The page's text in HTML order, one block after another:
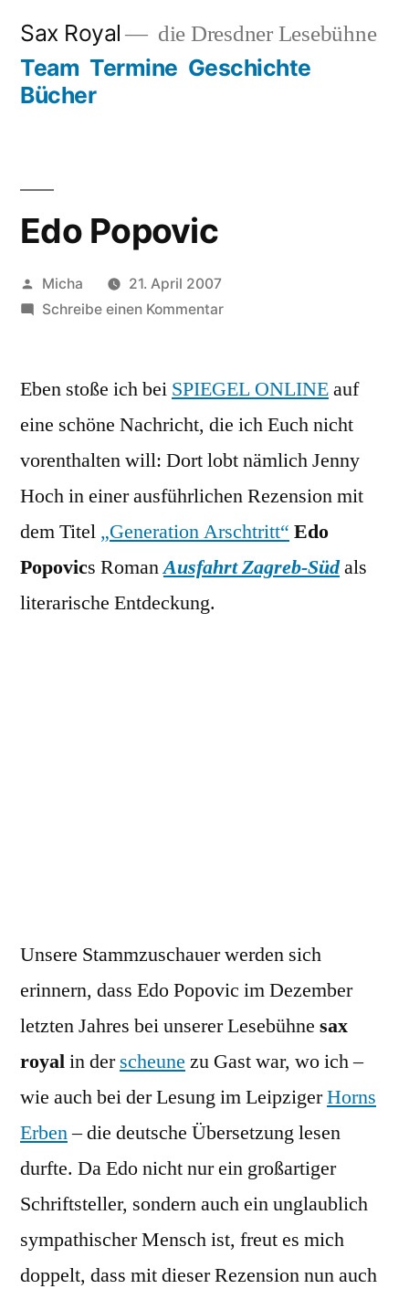
springen
Sax Royal die Dresdner Lesebühne
Team Termine Geschichte
Bücher
Edo Popovic
Veröffentlicht
von
Micha
21. April 2007
Schreibe einen Kommentarzu
Eben stoße ich bei SPIEGEL ONLINEauf
eine schöne Nachricht, die ich Euch nicht
vorenthalten will: Dort lobt nämlich Jenny
Hoch in einer ausführlichen Rezension mit
dem Titel „Generation Arschtritt“ Edo
Popovics RomanAusfahrt Zagreb-Südals
literarische Entdeckung.
Unsere Stammzuschauer werden sich
erinnern, dass Edo Popovic im Dezember
letzten Jahres bei unserer Lesebühne sax
royalin derscheune zu Gast war, wo ich –
wie auch bei der Lesung im LeipzigerHorns
Erben– die deutsche Übersetzung lesen
durfte. Da Edo nicht nur ein großartiger
Schriftsteller, sondern auch ein unglaublich
sympathischer Mensch ist, freut es mich
doppelt, dass mit dieser Rezension nun auch